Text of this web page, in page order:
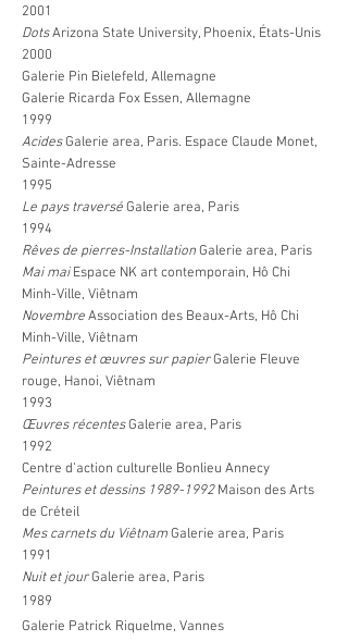
2001
DotsArizona State University, Phoenix, États-Unis
2000
Galerie Pin Bielefeld, Allemagne
Galerie Ricarda Fox Essen, Allemagne
1999
AcidesGalerie area, Paris. Espace Claude Monet,
Sainte-Adresse
1995
Le pays traverséGalerie area, Paris
1994
Rêves de pierres-InstallationGalerie area, Paris
Mai mai Espace NK art contemporain, Hô Chi
Minh-Ville, Viêtnam
NovembreAssociation des Beaux-Arts, Hô Chi
Minh-Ville, Viêtnam
Peintures et œuvres sur papierGalerie Fleuve
rouge, Hanoi, Viêtnam
1993
Œuvres récentesGalerie area, Paris
1992
Centre d’action culturelle Bonlieu Annecy
Peintures et dessins 1989-1992 Maison des Arts
de Créteil
Mes carnets du ViêtnamGalerie area, Paris
1991
Nuit et jourGalerie area, Paris
1989
Galerie Patrick Riquelme, Vannes